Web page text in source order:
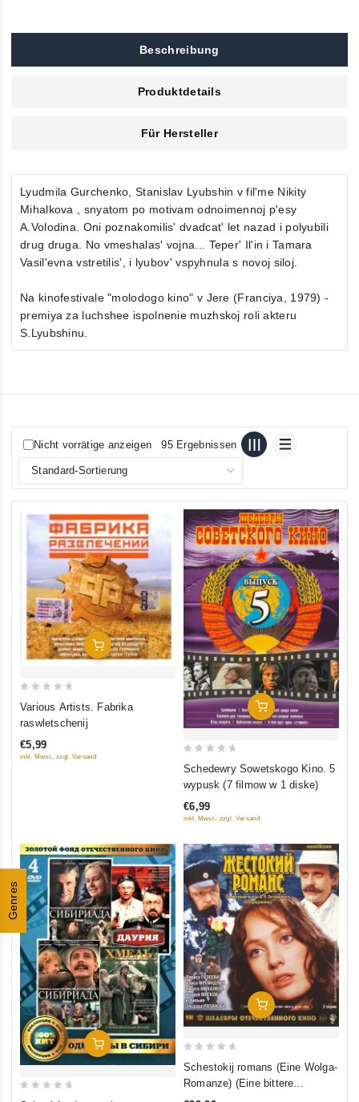
Genres
Beschreibung
Produktdetails
Für Hersteller
Lyudmila Gurchenko, Stanislav Lyubshin v fil'me Nikity
Mihalkova , snyatom po motivam odnoimennoj p'esy
A.Volodina. Oni poznakomilis' dvadcat' let nazad i polyubili
drug druga. No vmeshalas' vojna... Teper' Il'in i Tamara
Vasil'evna vstretilis', i lyubov' vspyhnula s novoj siloj.
Na kinofestivale "molodogo kino" v Jere (Franciya, 1979) -
premiya za luchshee ispolnenie muzhskoj roli akteru
S.Lyubshinu.
Nicht vorrätige anzeigen 95 Ergebnissen
In Den Warenkorb
5
Various Artists. Fabrika
raswletschenij
€5,99
inkl. Mwst., zzgl. Versand
In Den Warenkorb
5
Schedewry Sowetskogo Kino. 5
wypusk (7 filmow w 1 diske)
€6,99
inkl. Mwst., zzgl. Versand
In Den Warenkorb
In Den Warenkorb
Schestokij romans (Eine Wolga-
Romanze) (Eine bittere
Romanze) (Blu-Ray)